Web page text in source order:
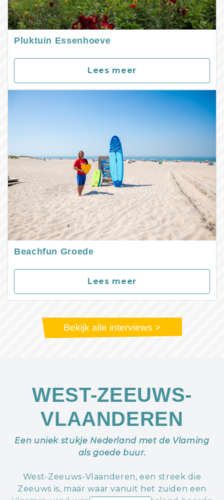
Pluktuin Essenhoeve
Lees meer
Beachfun Groede
Lees meer
Bekijk alle interviews >
WEST-ZEEUWS-
VLAANDEREN
Een uniek stukje Nederland met de Vlaming
als goede buur.
West-Zeeuws-Vlaanderen, een streek die
Zeeuws is, maar waar vanuit het zuiden een